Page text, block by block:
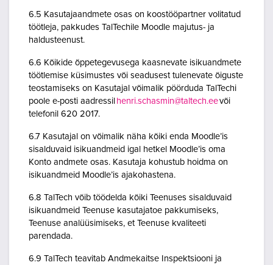
6.5 Kasutajaandmete osas on koostööpartner volitatud
töötleja, pakkudes TalTechile Moodle majutus- ja
haldusteenust.
6.6 Kõikide õppetegevusega kaasnevate isikuandmete
töötlemise küsimustes või seadusest tulenevate õiguste
teostamiseks on Kasutajal võimalik pöörduda TalTechi
poole e-posti aadressil henri.schasmin@taltech.eevõi
telefonil 620 2017.
6.7 Kasutajal on võimalik näha kõiki enda Moodle’is
sisalduvaid isikuandmeid igal hetkel Moodle’is oma
Konto andmete osas. Kasutaja kohustub hoidma on
isikuandmeid Moodle’is ajakohastena.
6.8 TalTech võib töödelda kõiki Teenuses sisalduvaid
isikuandmeid Teenuse kasutajatoe pakkumiseks,
Teenuse analüüsimiseks, et Teenuse kvaliteeti
parendada.
6.9 TalTech teavitab Andmekaitse Inspektsiooni ja